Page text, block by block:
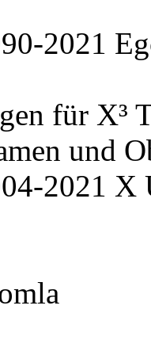
2021
für X³
und
2021 X